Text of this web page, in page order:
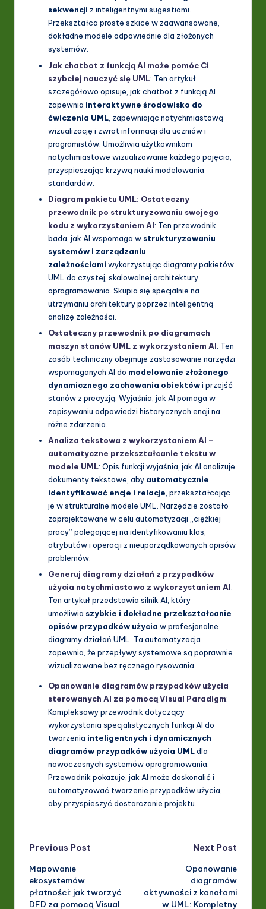
sekwencji z inteligentnymi sugestiami.
Przekształca proste szkice w zaawansowane,
dokładne modele odpowiednie dla złożonych
systemów.
Jak chatbot z funkcją AI może pomóc Ci
szybciej nauczyć się UML: Ten artykuł
szczegółowo opisuje, jak chatbot z funkcją AI
zapewnia interaktywne środowisko do
ćwiczenia UML , zapewniając natychmiastową
wizualizację i zwrot informacji dla uczniów i
programistów. Umożliwia użytkownikom
natychmiastowe wizualizowanie każdego pojęcia,
przyspieszając krzywą nauki modelowania
standardów.
Diagram pakietu UML: Ostateczny
przewodnik po strukturyzowaniu swojego
kodu z wykorzystaniem AI: Ten przewodnik
bada, jak AI wspomaga w strukturyzowaniu
systemów i zarządzaniu
zależnościami wykorzystując diagramy pakietów
UML do czystej, skalowalnej architektury
oprogramowania. Skupia się specjalnie na
utrzymaniu architektury poprzez inteligentną
analizę zależności.
Ostateczny przewodnik po diagramach
maszyn stanów UML z wykorzystaniem AI: Ten
zasób techniczny obejmuje zastosowanie narzędzi
wspomaganych AI do modelowanie złożonego
dynamicznego zachowania obiektówi przejść
stanów z precyzją. Wyjaśnia, jak AI pomaga w
zapisywaniu odpowiedzi historycznych encji na
różne zdarzenia.
Analiza tekstowa z wykorzystaniem AI –
automatyczne przekształcanie tekstu w
modele UML: Opis funkcji wyjaśnia, jak AI analizuje
dokumenty tekstowe, aby automatycznie
identyfikować encje i relacje , przekształcając
je w strukturalne modele UML. Narzędzie zostało
zaprojektowane w celu automatyzacji „ciężkiej
pracy” polegającej na identyfikowaniu klas,
atrybutów i operacji z nieuporządkowanych opisów
problemów.
Generuj diagramy działań z przypadków
użycia natychmiastowo z wykorzystaniem AI:
Ten artykuł przedstawia silnik AI, który
umożliwia szybkie i dokładne przekształcanie
opisów przypadków użycia w profesjonalne
diagramy działań UML. Ta automatyzacja
zapewnia, że przepływy systemowe są poprawnie
wizualizowane bez ręcznego rysowania.
Opanowanie diagramów przypadków użycia
sterowanych AI za pomocą Visual Paradigm:
Kompleksowy przewodnik dotyczący
wykorzystania specjalistycznych funkcji AI do
tworzenia inteligentnych i dynamicznych
diagramów przypadków użycia UMLdla
nowoczesnych systemów oprogramowania.
Przewodnik pokazuje, jak AI może doskonalić i
automatyzować tworzenie przypadków użycia,
aby przyspieszyć dostarczanie projektu.
Post
navigation
Previous Post
Mapowanie
ekosystemów
płatności: jak tworzyć
DFD za pomocą Visual
Next Post
Opanowanie
diagramów
aktywności z kanałami
w UML: Kompletny